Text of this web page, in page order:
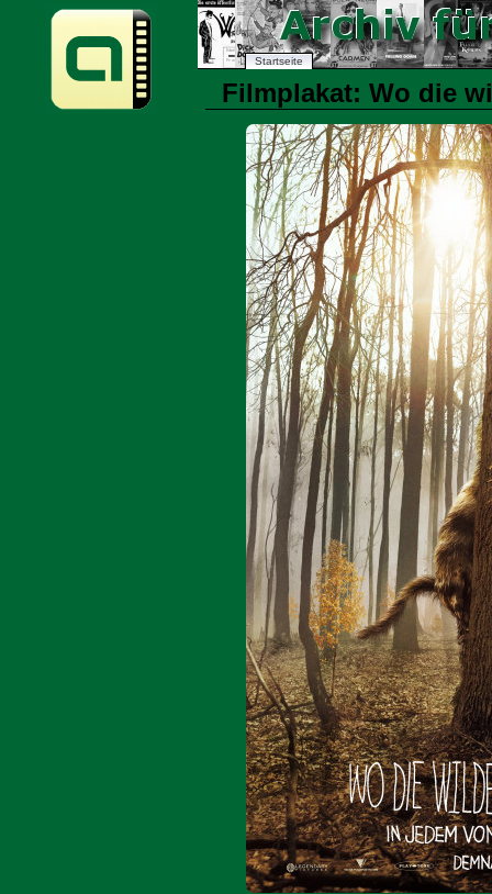
Startseite
Filmplakat: Wo die